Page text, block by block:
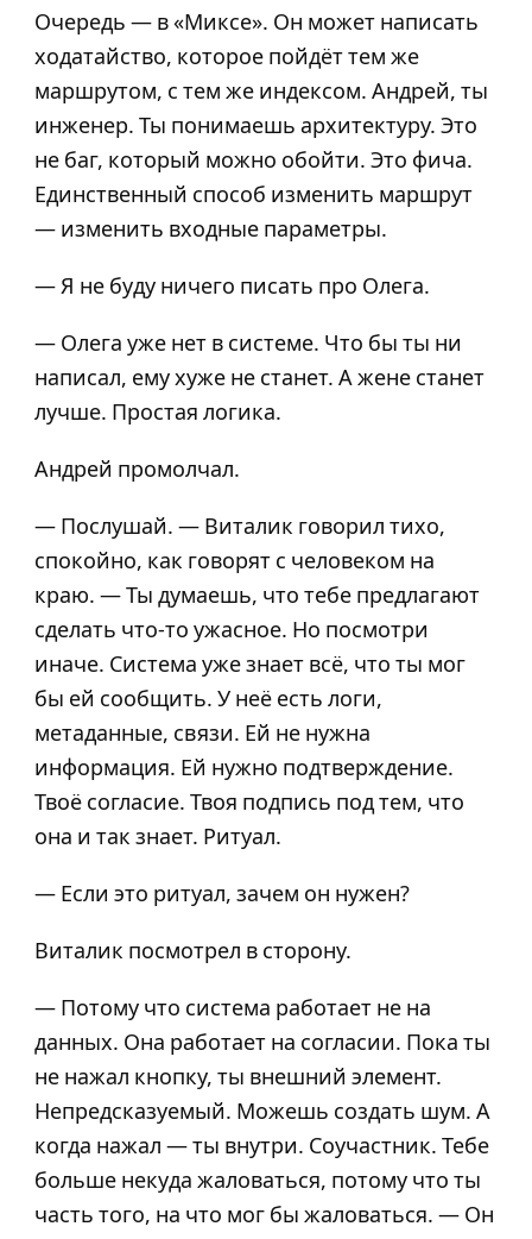
Очередь — в «Миксе». Он может написать
ходатайство, которое пойдёт тем же
маршрутом, с тем же индексом. Андрей, ты
инженер. Ты понимаешь архитектуру. Это
не баг, который можно обойти. Это фича.
Единственный способ изменить маршрут
— изменить входные параметры.
— Я не буду ничего писать про Олега.
— Олега уже нет в системе. Что бы ты ни
написал, ему хуже не станет. А жене станет
лучше. Простая логика.
Андрей промолчал.
— Послушай. — Виталик говорил тихо,
спокойно, как говорят с человеком на
краю. — Ты думаешь, что тебе предлагают
сделать что-то ужасное. Но посмотри
иначе. Система уже знает всё, что ты мог
бы ей сообщить. У неё есть логи,
метаданные, связи. Ей не нужна
информация. Ей нужно подтверждение.
Твоё согласие. Твоя подпись под тем, что
она и так знает. Ритуал.
— Если это ритуал, зачем он нужен?
Виталик посмотрел в сторону.
— Потому что система работает не на
данных. Она работает на согласии. Пока ты
не нажал кнопку, ты внешний элемент.
Непредсказуемый. Можешь создать шум. А
когда нажал — ты внутри. Соучастник. Тебе
больше некуда жаловаться, потому что ты
часть того, на что мог бы жаловаться. — Он